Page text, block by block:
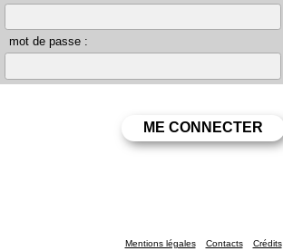
mot de passe :
Mentions légales Contacts Crédits